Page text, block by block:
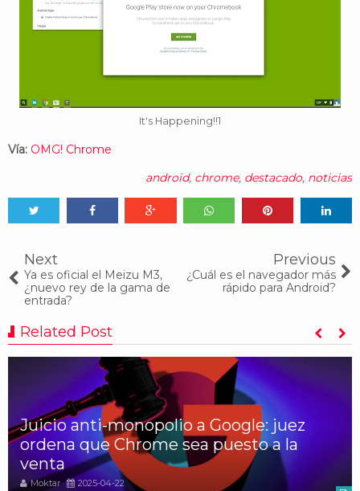
It's Happening!!1
Vía: OMG! Chrome
android, chrome, destacado, noticias
Next
Ya es oficial el Meizu M3,
¿nuevo rey de la gama de
entrada?
Previous
¿Cuál es el navegador más
rápido para Android?
Related Post
Juicio anti-monopolio a Google: juez
ordena que Chrome sea puesto a la
venta
Moktar 2025-04-22